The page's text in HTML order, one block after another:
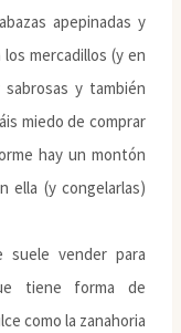
apepinadas y
mercadillos (y en
y también
miedo de comprar
hay un montón
ella (y congelarlas)
suele vender para
tiene forma de
como la zanahoria